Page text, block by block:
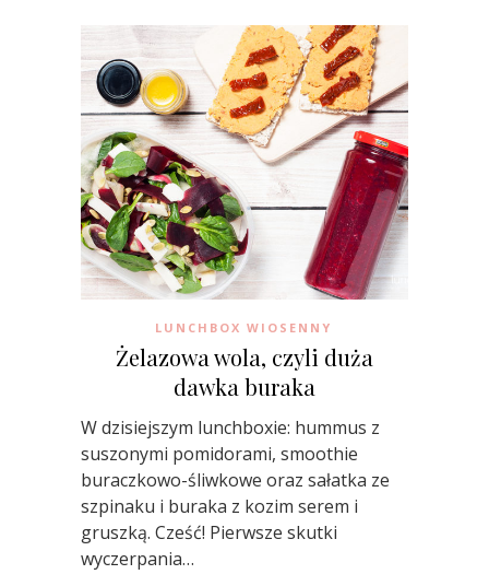
LUNCHBOX WIOSENNY
Żelazowa wola, czyli duża
dawka buraka
W dzisiejszym lunchboxie: hummus z
suszonymi pomidorami, smoothie
buraczkowo-śliwkowe oraz sałatka ze
szpinaku i buraka z kozim serem i
gruszką. Cześć! Pierwsze skutki
wyczerpania…